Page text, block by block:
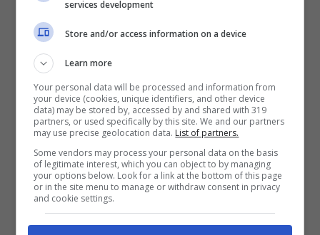
Secondo posto condiviso con Daly per
Raphael Jaquelin
sesto con Thomas Bjorn. Ma merita
sottolineare la prestazione diMatteo
Manasseroche nonostante i 16 anni e
l’emozione ha terminato con 67 colpi (- 4
totale) piazzandosi al venticinquesimo posto.
Sarà il nostro futuro.
services development
Store and/or access information on a device
Learn more
Your personal data will be processed and information from
your device (cookies, unique identifiers, and other device
data) may be stored by, accessed by and shared with 319
partners, or used specifically by this site. We and our partners
may use precise geolocation data. List of partners.
Some vendors may process your personal data on the basis
of legitimate interest, which you can object to by managing
your options below. Look for a link at the bottom of this page
or in the site menu to manage or withdraw consent in privacy
and cookie settings.